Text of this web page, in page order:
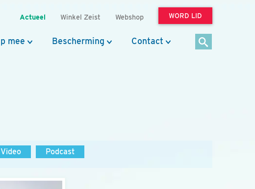
Actueel Winkel Zeist Webshop WORD LID
mee Bescherming Contact
Video Podcast